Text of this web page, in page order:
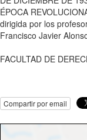
ÉPOCA
dirigida por los
Francisco Javier
FACULTAD DE
Compartir por email